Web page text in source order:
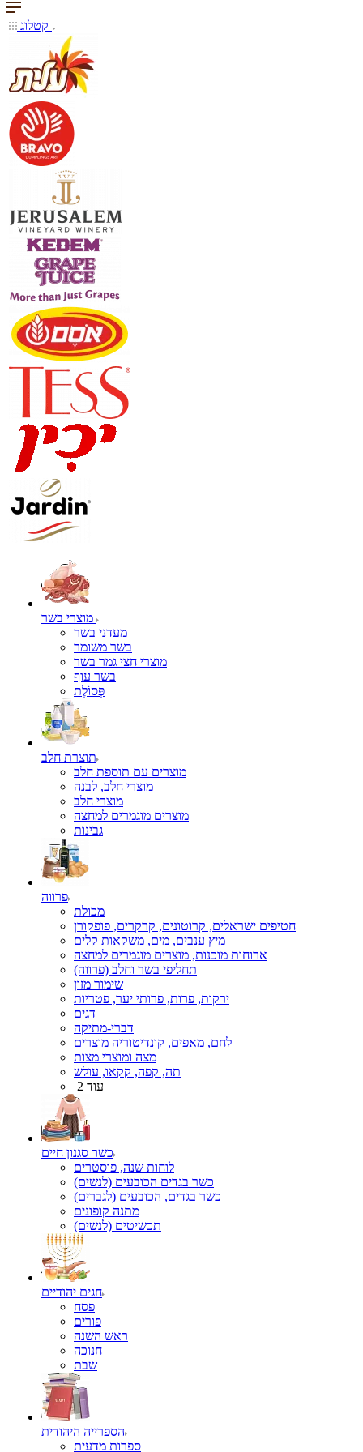
מעדני בשר
בשר משומר
מוצרי חצי גמר בשר
בשר עוף
פְּסוֹלֶת
תוצרת חלב
מוצרים עם תוספת חלב
מוצרי חלב, לבנה
מוצרי חלב
מוצרים מוגמרים למחצה
גבינות
פרווה
מכולת
חטיפים ישראלים, קרוטונים, קרקרים, פופקורן
מיץ ענבים, מים, משקאות קלים
ארוחות מוכנות, מוצרים מוגמרים למחצה
תחליפי בשר וחלב (פרווה)
שימור מזון
ירקות, פרות, פרותי יער, פטריות
דגים
דברי-מתיקה
לחם, מאפים, קונדיטוריה מוצרים
מצה ומוצרי מצות
תה, קפה, קקאו, עולש
עוד 2
כשר סגנון חיים
לוחות שנה, פוסטרים
כשר בגדים הכובעים (לנשים)
כשר בגדים, הכובעים (לגברים)
מתנה קופונים
תכשיטים (לנשים)
חגים יהודיים
פסח
פורים
ראש השנה
חנוכה
שבת
הספרייה היהודית
ספרות מדעית